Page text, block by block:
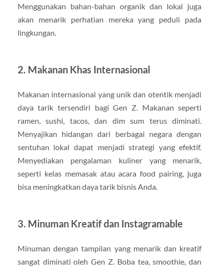
Menggunakan bahan-bahan organik dan lokal juga
akan menarik perhatian mereka yang peduli pada
lingkungan.
2. Makanan Khas Internasional
Makanan internasional yang unik dan otentik menjadi
daya tarik tersendiri bagi Gen Z. Makanan seperti
ramen, sushi, tacos, dan dim sum terus diminati.
Menyajikan hidangan dari berbagai negara dengan
sentuhan lokal dapat menjadi strategi yang efektif.
Menyediakan pengalaman kuliner yang menarik,
seperti kelas memasak atau acara food pairing, juga
bisa meningkatkan daya tarik bisnis Anda.
3. Minuman Kreatif dan Instagramable
Minuman dengan tampilan yang menarik dan kreatif
sangat diminati oleh Gen Z. Boba tea, smoothie, dan